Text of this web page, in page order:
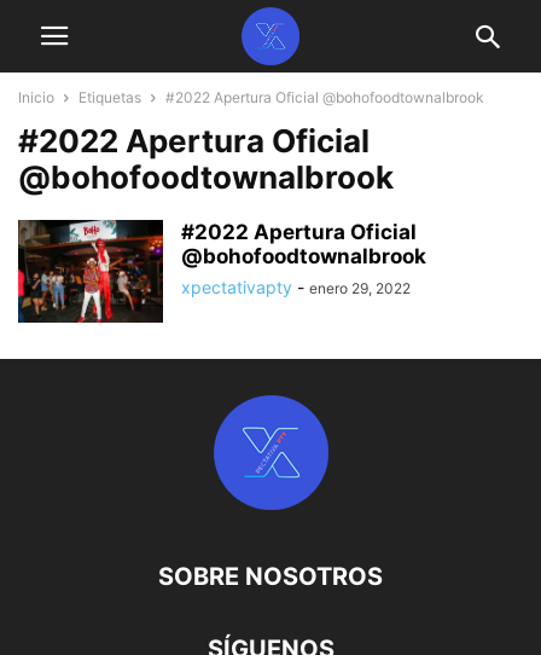
Inicio Etiquetas #2022 Apertura Oficial @bohofoodtownalbrook
#2022 Apertura Oficial
@bohofoodtownalbrook
#2022 Apertura Oficial
@bohofoodtownalbrook
xpectativapty - enero 29, 2022
SOBRE NOSOTROS
SÍGUENOS